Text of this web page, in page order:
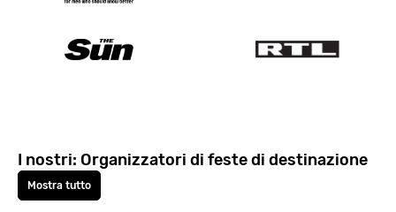
I nostri: Organizzatori di feste di destinazione
Mostra tutto